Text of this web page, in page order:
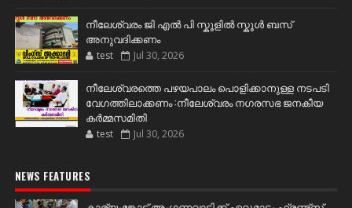
നീലേശ്വരം ജി എൽ പി സ്കൂളിൽ സ്കൂൾ ബസ്
അനുവദിക്കണം
test Jul 30, 2026
നീലേശ്വരത്തെ പഴയപാലം പൊളിക്കാനുള്ള നടപടി
വേഗത്തിലാക്കണം :നീലേശ്വരം നഗരസഭ ജനകീയ
കർമ്മസമിതി
test Jul 30, 2026
NEWS FEATURES